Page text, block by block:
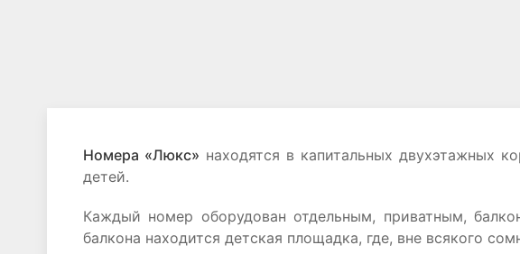
Номера «Люкс» находятся в капитальных двухэтажных
детей.
Каждый номер оборудован отдельным, приватным,
балкона находится детская площадка, где, вне всякого